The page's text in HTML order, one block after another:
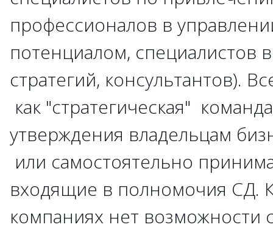
профессионалов в
потенциалом, специалистов
стратегий, консультантов).
как "стратегическая"
утверждения владельцам
или самостоятельно
входящие в полномочия СД.
компаниях нет возможности